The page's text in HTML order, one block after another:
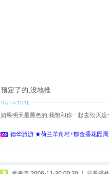
预定了的,没地推
如果明天是黑色的,我想和你一起去毁灭这
德华旅游 ★荷兰羊角村+郁金香花园